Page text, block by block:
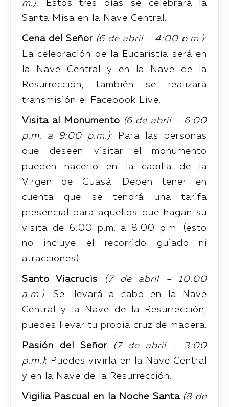
m.): Estos tres días se celebrará la
Santa Misa en la Nave Central.
Cena del Señor (6 de abril – 4:00 p.m.):
La celebración de la Eucaristía será en
la Nave Central y en la Nave de la
Resurrección, también se realizará
transmisión el Facebook Live.
Visita al Monumento (6 de abril – 6:00
p.m. a 9:00 p.m.): Para las personas
que deseen visitar el monumento
pueden hacerlo en la capilla de la
Virgen de Guasá. Deben tener en
cuenta que se tendrá una tarifa
presencial para aquellos que hagan su
visita de 6:00 p.m. a 8:00 p.m. (esto
no incluye el recorrido guiado ni
atracciones).
Santo Viacrucis
(7 de abril – 10:00
a.m.): Se llevará a cabo en la Nave
Central y la Nave de la Resurrección,
puedes llevar tu propia cruz de madera.
Pasión del Señor
(7 de abril – 3:00
p.m.): Puedes vivirla en la Nave Central
y en la Nave de la Resurrección.
Vigilia Pascual en la Noche Santa (8 de